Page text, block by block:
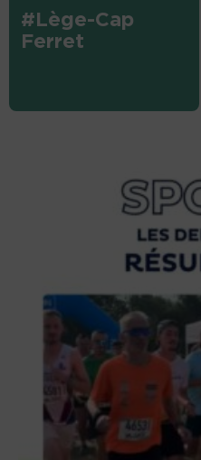
#Lège-Cap
Ferret